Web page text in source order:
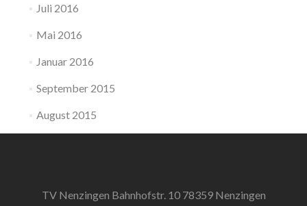
Juli 2016
Mai 2016
Januar 2016
September 2015
August 2015
TV Nenzingen Bahnhofstr. 10 78359 Nenzingen